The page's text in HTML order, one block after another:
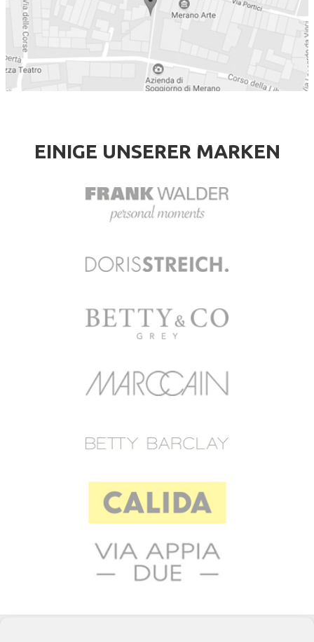
EINIGE UNSERER MARKEN